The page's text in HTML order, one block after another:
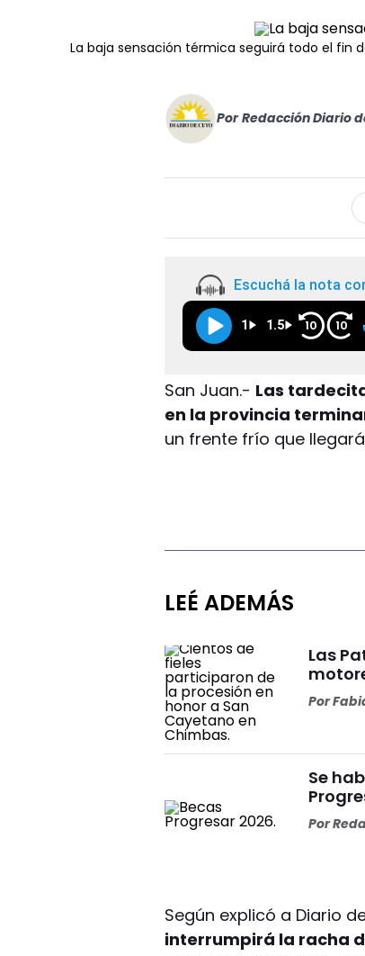
La baja sensación térmica seguirá todo el fin
Por Redacción Diario
Escuchá la nota
1 1.5 10 10
San Juan.- Las
en la provincia
un frente frío que
LEÉ ADEMÁS
Las
Por
Se
Por
Según explicó a Diario
interrumpirá la racha